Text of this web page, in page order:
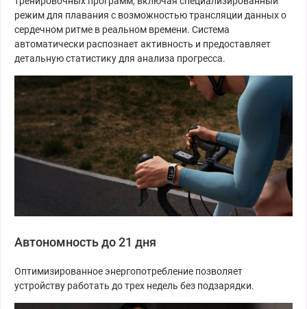
режим для плавания с возможностью трансляции данных о
сердечном ритме в реальном времени. Система
автоматически распознает активность и предоставляет
детальную статистику для анализа прогресса.
Автономность до 21 дня
Оптимизированное энергопотребление позволяет
устройству работать до трех недель без подзарядки.